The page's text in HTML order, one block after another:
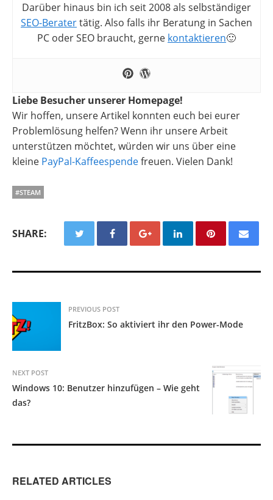
Darüber hinaus bin ich seit 2008 als selbständiger
SEO-Beratertätig. Also falls ihr Beratung in Sachen
PC oder SEO braucht, gerne kontaktieren🙂
Liebe Besucher unserer Homepage!
Wir hoffen, unsere Artikel konnten euch bei eurer
Problemlösung helfen? Wenn ihr unsere Arbeit
unterstützen möchtet, würden wir uns über eine
kleine PayPal-Kaffeespendefreuen. Vielen Dank!
#STEAM
SHARE:
PREVIOUS POST
FritzBox: So aktiviert ihr den Power-Mode
NEXT POST
Windows 10: Benutzer hinzufügen – Wie geht
das?
RELATED ARTICLES